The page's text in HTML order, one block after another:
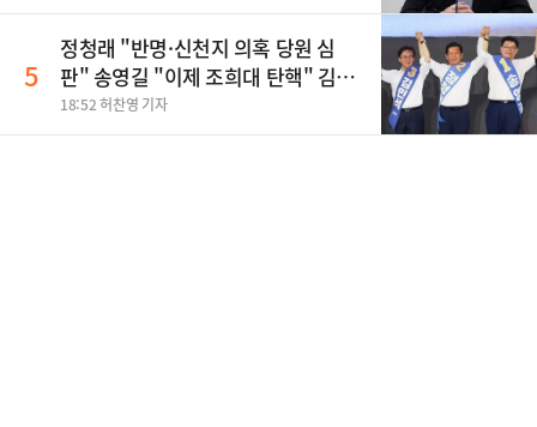
5
정청래 "반명·신천지 의혹 당원 심
판" 송영길 "이제 조희대 탄핵" 김민
석 "대체불가 민주당"
18:52 허찬영 기자